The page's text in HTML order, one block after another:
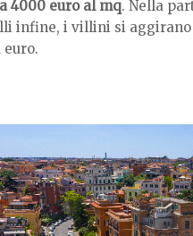
4000 euro al mq. Nella
infine, i villini si